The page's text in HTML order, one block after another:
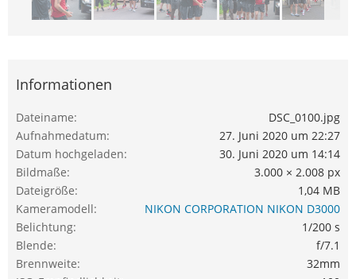
Informationen
Dateiname
DSC_0100.jpg
Aufnahmedatum
27. Juni 2020 um 22:27
Datum hochgeladen
30. Juni 2020 um 14:14
Bildmaße
3.000 × 2.008 px
Dateigröße
1,04 MB
Kameramodell
NIKON CORPORATION NIKON D3000
Belichtung
1/200 s
Blende
f/7.1
Brennweite
32mm